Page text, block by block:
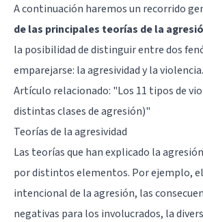
A continuación haremos un recorrido
de las principales teorías de la
la posibilidad de distinguir entre dos
emparejarse: la agresividad y la violencia.
Artículo relacionado: "Los 11 tipos de
distintas clases de agresión)"
Teorías de la agresividad
Las teorías que han explicado la
por distintos elementos. Por ejemplo,
intencional de la agresión, las
negativas para los involucrados, la